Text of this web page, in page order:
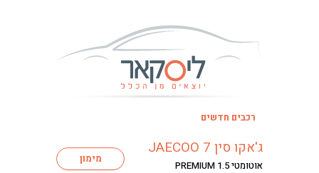
רכבים חדשים
ג'אקו סין JAECOO 7
אוטומטי PREMIUM 1.5 מימון